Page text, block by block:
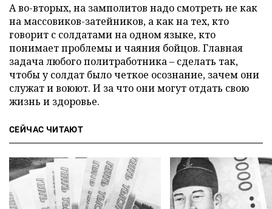
А во-вторых, на замполитов надо смотреть не как
на массовиков-затейников, а как на тех, кто
говорит с солдатами на одном языке, кто
понимает проблемы и чаяния бойцов. Главная
задача любого политработника – сделать так,
чтобы у солдат было четкое осознание, зачем они
служат и воюют. И за что они могут отдать свою
жизнь и здоровье.
СЕЙЧАС ЧИТАЮТ